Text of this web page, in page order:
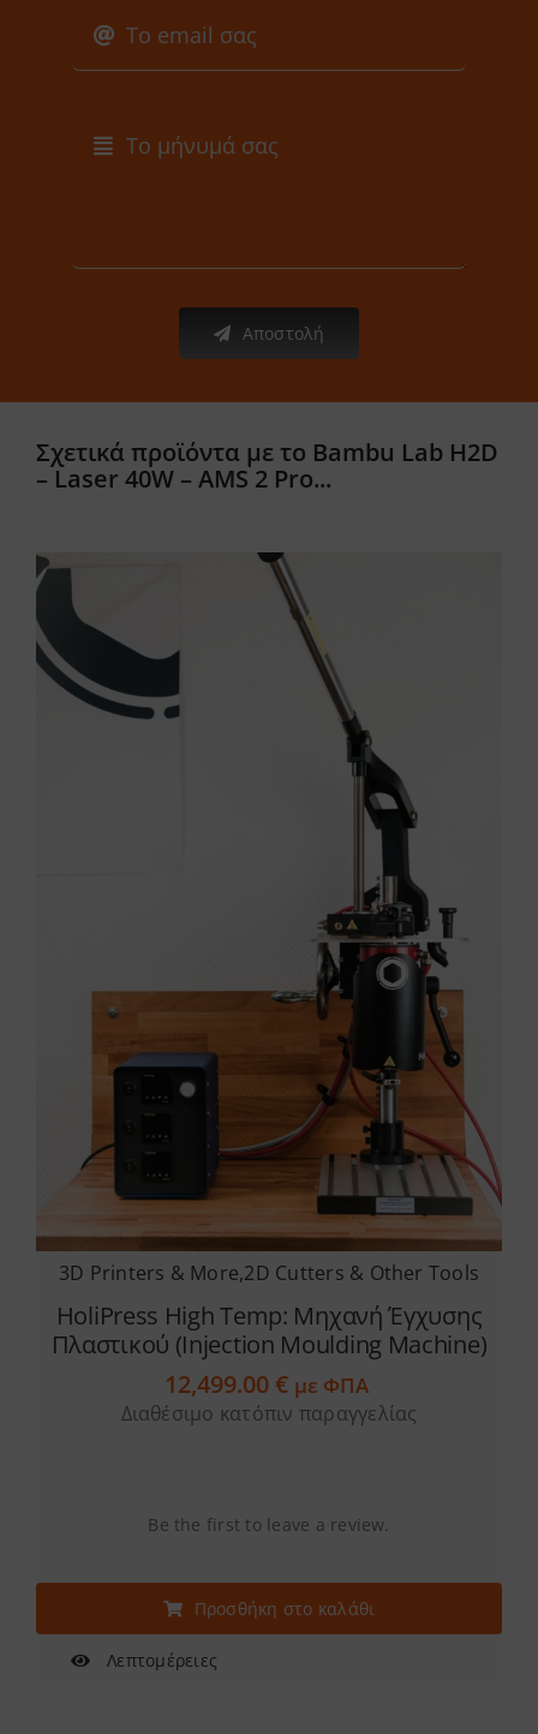
Αποστολή
Σχετικά προϊόντα με το Bambu Lab H2D
– Laser 40W – AMS 2 Pro...
3D Printers & More,2D Cutters & Other Tools
HoliPress High Temp: Μηχανή Έγχυσης
Πλαστικού (Injection Moulding Machine)
12,499.00€ με ΦΠΑ
Διαθέσιμο κατόπιν παραγγελίας
Be the first to leave a review.
Προσθήκη στο καλάθι
Λεπτομέρειες